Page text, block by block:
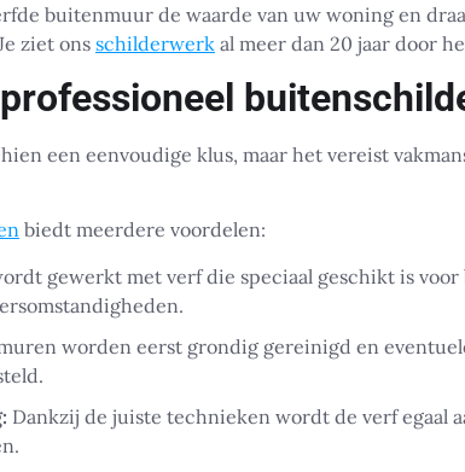
buitenmuur de waarde van uw woning en
ziet ons schilderwerk al meer dan 20 jaar door
een eenvoudige klus, maar het vereist
biedt meerdere voordelen:
gewerkt met verf die speciaal geschikt is
worden eerst grondig gereinigd en
Dankzij de juiste technieken wordt de verf egaal